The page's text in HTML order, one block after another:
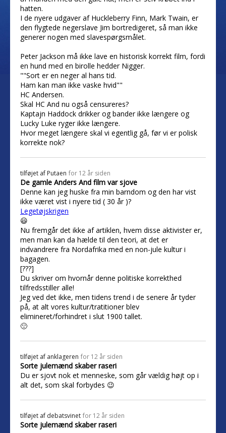
hatten.
I de nyere udgaver af Huckleberry Finn, Mark Twain, er
den flygtede negerslave Jim bortredigeret, så man ikke
generer nogen med slavespørgsmålet.
Peter Jackson må ikke lave en historisk korrekt film, fordi
en hund med en birolle hedder Nigger.
""Sort er en neger al hans tid.
Ham kan man ikke vaske hvid""
HC Andersen.
Skal HC And nu også censureres?
Kaptajn Haddock drikker og bander ikke længere og
Lucky Luke ryger ikke længere.
Hvor meget længere skal vi egentlig gå, før vi er polisk
korrekte nok?
tilføjet af Putaen for 12 år siden
De gamle Anders And film var sjove
Denne kan jeg huske fra min barndom og den har vist
ikke været vist i nyere tid ( 30 år )?
Legetøjskrigen
😃
Nu fremgår det ikke af artiklen, hvem disse aktivister er,
men man kan da hælde til den teori, at det er
indvandrere fra Nordafrika med en non-jule kultur i
bagagen.
[???]
Du skriver om hvornår denne politiske korrekthed
tilfredsstiller alle!
Jeg ved det ikke, men tidens trend i de senere år tyder
på, at alt vores kultur/tratitioner blev
elimineret/forhindret i slut 1900 tallet.
🙁
tilføjet af anklageren for 12 år siden
Sorte julemænd skaber raseri
Du er sjovt nok et menneske, som går vældig højt op i
alt det, som skal forbydes 😉
tilføjet af debatsvinet for 12 år siden
Sorte julemænd skaber raseri